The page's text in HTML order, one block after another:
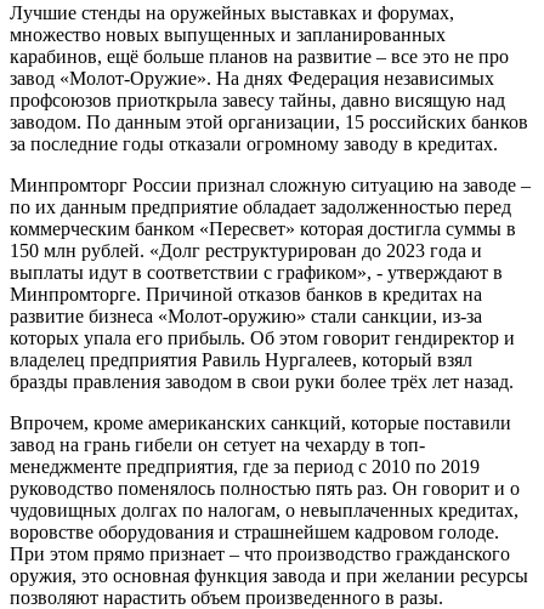
Лучшие стенды на оружейных выставках и форумах,
множество новых выпущенных и запланированных
карабинов, ещё больше планов на развитие – все это не про
завод «Молот-Оружие». На днях Федерация независимых
профсоюзов приоткрыла завесу тайны, давно висящую над
заводом. По данным этой организации, 15 российских банков
за последние годы отказали огромному заводу в кредитах.
Минпромторг России признал сложную ситуацию на заводе –
по их данным предприятие обладает задолженностью перед
коммерческим банком «Пересвет» которая достигла суммы в
150 млн рублей. «Долг реструктурирован до 2023 года и
выплаты идут в соответствии с графиком», - утверждают в
Минпромторге. Причиной отказов банков в кредитах на
развитие бизнеса «Молот-оружию» стали санкции, из-за
которых упала его прибыль. Об этом говорит гендиректор и
владелец предприятия Равиль Нургалеев, который взял
бразды правления заводом в свои руки более трёх лет назад.
Впрочем, кроме американских санкций, которые поставили
завод на грань гибели он сетует на чехарду в топ-
менеджменте предприятия, где за период с 2010 по 2019
руководство поменялось полностью пять раз. Он говорит и о
чудовищных долгах по налогам, о невыплаченных кредитах,
воровстве оборудования и страшнейшем кадровом голоде.
При этом прямо признает – что производство гражданского
оружия, это основная функция завода и при желании ресурсы
позволяют нарастить объем произведенного в разы.